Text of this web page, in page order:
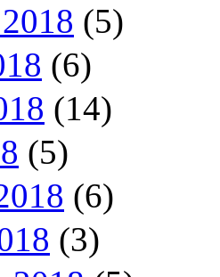
(5)
(6)
(14)
(5)
(6)
(3)